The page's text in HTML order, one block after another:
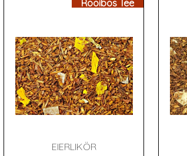
Rooibos Tee
EIER­LI­KÖR